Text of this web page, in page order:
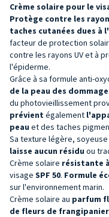
Crème solaire pour le
Protège contre les
taches cutanées dues à
facteur de protection
contre les rayons UV et à
l'épiderme.
Grâce à sa formule anti-
de la peau des
du photovieillissement
prévient également
peau et des taches
Sa texture légère,
laisse aucun résidu ou
Crème solaire résistante
visage SPF 50. Formule
sur l'environnement marin.
Crème solaire au parfum
de fleurs de frangipanier